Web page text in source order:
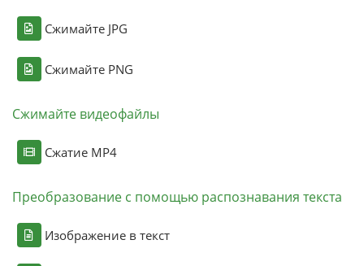
Сжимайте JPG
Сжимайте PNG
Сжимайте видеофайлы
Сжатие MP4
Преобразование с помощью распознавания текста
Изображение в текст